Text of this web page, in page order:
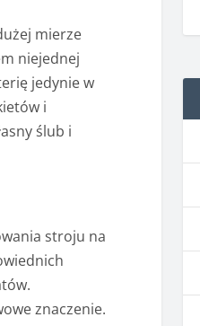
mierze
niejednej
jedynie w
i
ślub i
stroju na
znaczenie.